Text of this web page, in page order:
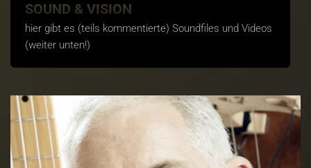
SOUND & VISION
hier gibt es (teils kommentierte) Soundfiles und Videos
(weiter unten!)